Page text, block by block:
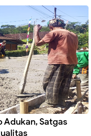
Adukan, Satgas